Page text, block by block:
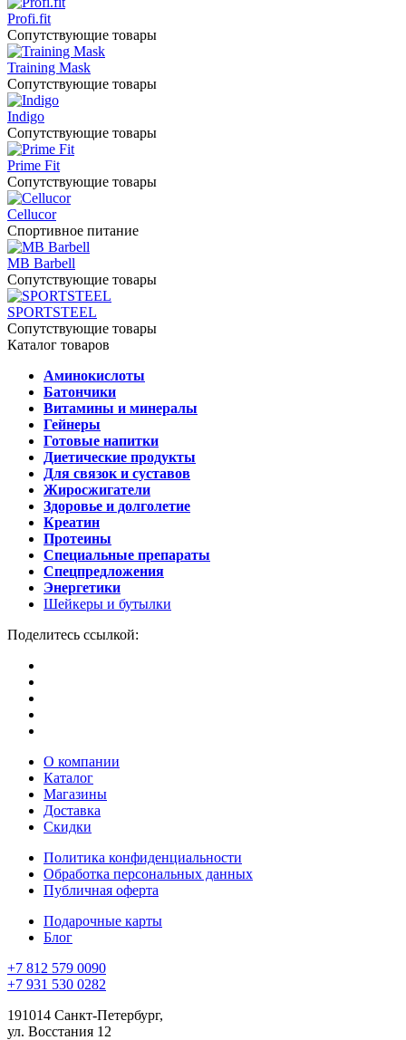
Profi.fit
Сопутствующие товары
Training Mask
Сопутствующие товары
Indigo
Сопутствующие товары
Prime Fit
Сопутствующие товары
Cellucor
Спортивное питание
MB Barbell
Сопутствующие товары
SPORTSTEEL
Сопутствующие товары
Каталог товаров
Аминокислоты
Батончики
Витамины и минералы
Гейнеры
Готовые напитки
Диетические продукты
Для связок и суставов
Жиросжигатели
Здоровье и долголетие
Креатин
Протеины
Специальные препараты
Спецпредложения
Энергетики
Шейкеры и бутылки
Поделитесь ссылкой:
О компании
Каталог
Магазины
Доставка
Скидки
Политика конфиденциальности
Обработка персональных данных
Публичная оферта
Подарочные карты
Блог
+7 812 579 0090
+7 931 530 0282
191014 Санкт-Петербург,
ул. Восстания 12